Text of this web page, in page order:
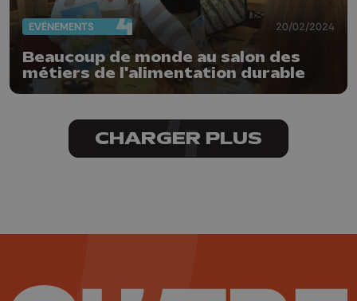
EVÈNEMENTS 20/02/2024
Beaucoup de monde au salon des
métiers de l'alimentation durable
CHARGER PLUS